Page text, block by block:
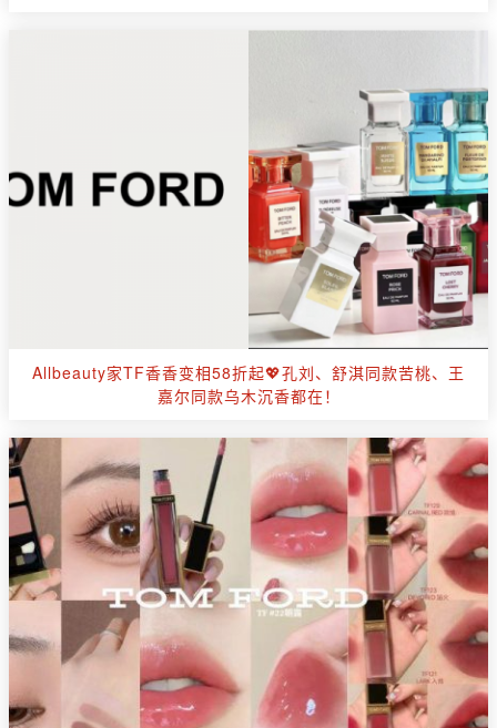
Allbeauty家TF香香变相58折起💖孔刘、舒淇同款苦桃、王
嘉尔同款乌木沉香都在！